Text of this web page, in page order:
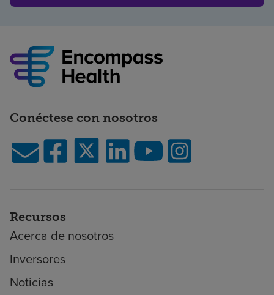
Conéctese con nosotros
Recursos
Acerca de nosotros
Inversores
Noticias